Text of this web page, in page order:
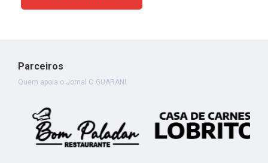
Parceiros
Quem apoia o Jornal O GUARANI